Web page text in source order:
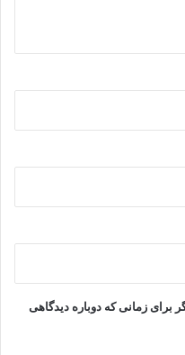
برای زمانی که دوباره دیدگاهی